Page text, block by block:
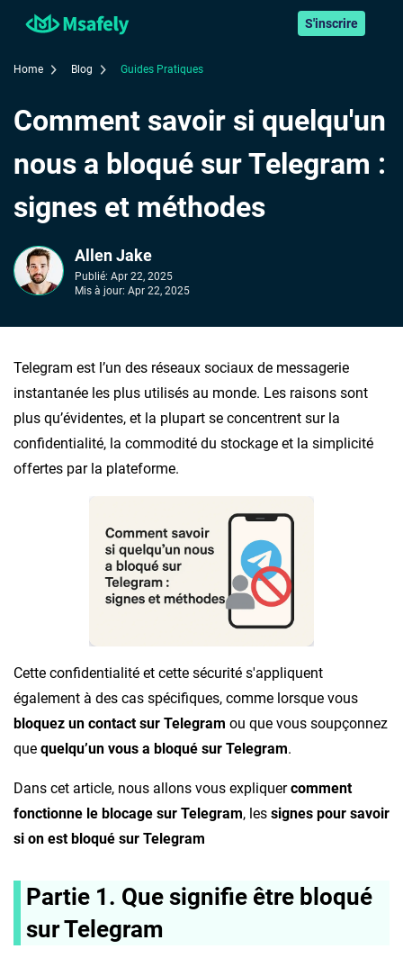
S'inscrire
Home Blog Guides Pratiques
Comment savoir si quelqu'un
nous a bloqué sur Telegram :
signes et méthodes
Allen Jake
Publié: Apr 22, 2025
Mis à jour: Apr 22, 2025
Telegram est l’un des réseaux sociaux de messagerie
instantanée les plus utilisés au monde. Les raisons sont
plus qu’évidentes, et la plupart se concentrent sur la
confidentialité, la commodité du stockage et la simplicité
offertes par la plateforme.
Cette confidentialité et cette sécurité s'appliquent
également à des cas spécifiques, comme lorsque vous
bloquez un contact sur Telegram ou que vous soupçonnez
que quelqu’un vous a bloqué sur Telegram.
Dans cet article, nous allons vous expliquercomment
fonctionne le blocage sur Telegram, les signes pour savoir
si on est bloqué sur Telegram
Partie 1. Que signifie être bloqué
sur Telegram